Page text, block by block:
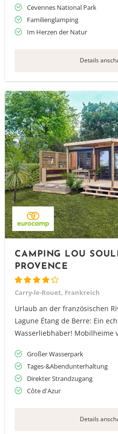
Cevennes National Park
Familienglamping
Im Herzen der Natur
Details
CAMPING LOU
PROVENCE
Carry-le-Rouet, Frankreich
Urlaub an der französischen
Lagune Étang de Berre: Ein
Wasserliebhaber! Mobilheime
Großer Wasserpark
Tages-&Abendunterhaltung
Direkter Strandzugang
Côte d'Azur
Details